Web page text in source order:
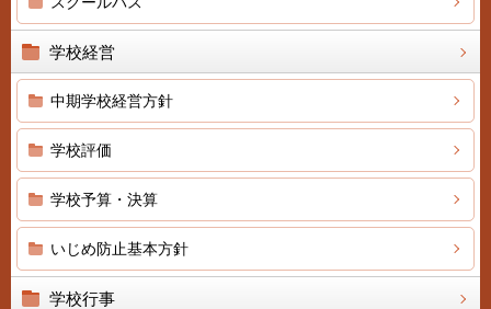
学校経営
中期学校経営方針
学校評価
学校予算・決算
いじめ防止基本方針
学校行事